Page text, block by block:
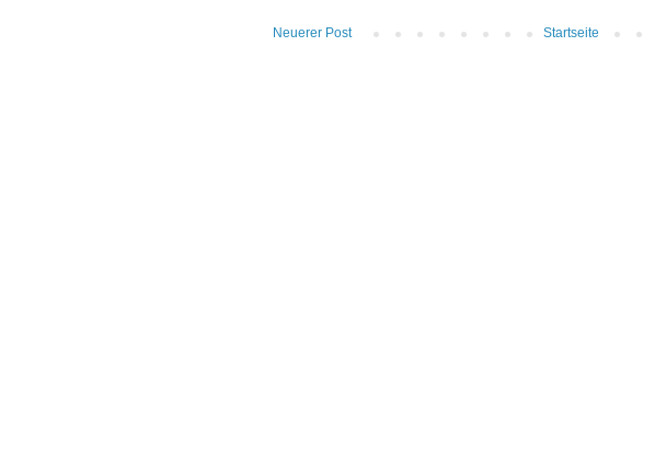
Neuerer Post Startseite